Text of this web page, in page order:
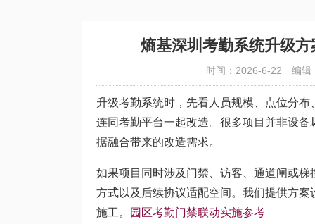
熵基深圳考勤系统升级
时间：2026-6-22 编辑
升级考勤系统时，先看人员规模、点位分
连同考勤平台一起改造。很多项目并非设
据融合带来的改造需求。
如果项目同时涉及门禁、访客、通道闸或
方式以及后续协议适配空间。我们提供方
施工。
园区考勤门禁联动实施参考